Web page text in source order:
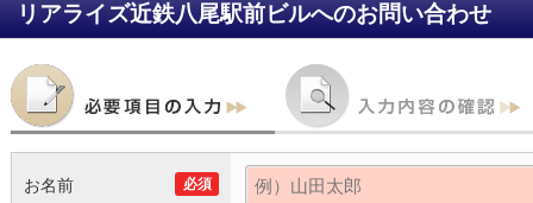
リアライズ近鉄八尾駅前ビルへのお問い合わせ
必須
お名前